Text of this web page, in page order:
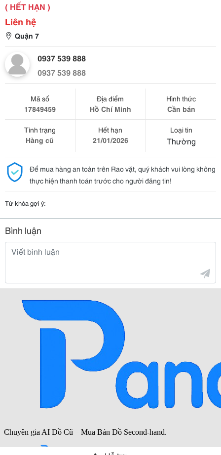
( HẾT HẠN )
Liên hệ
Quận 7
0937 539 888
0937 539 888
Mã số
17849459
Địa điểm
Hồ Chí Minh
Hình thức
Cần bán
Tình trạng
Hàng cũ
Hết hạn
21/01/2026
Loại tin
Thường
Để mua hàng an toàn trên Rao vặt, quý khách vui lòng không
thực hiện thanh toán trước cho người đăng tin!
Từ khóa gợi ý:
Bình luận